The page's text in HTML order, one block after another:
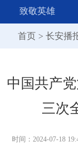
致敬英雄
首页 > 长安播
中国共产
三次
时间：2024-07-18